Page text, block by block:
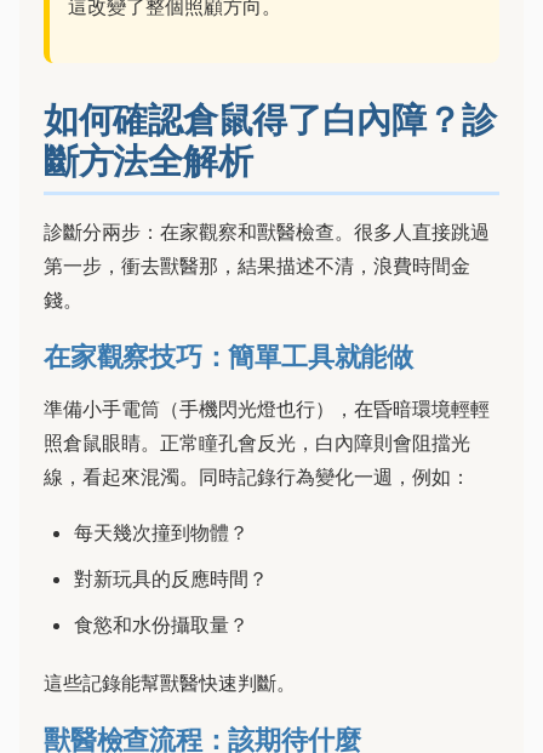
這改變了整個照顧方向。
如何確認倉鼠得了白內障？診
斷方法全解析
診斷分兩步：在家觀察和獸醫檢查。很多人直接跳過
第一步，衝去獸醫那，結果描述不清，浪費時間金
錢。
在家觀察技巧：簡單工具就能做
準備小手電筒（手機閃光燈也行），在昏暗環境輕輕
照倉鼠眼睛。正常瞳孔會反光，白內障則會阻擋光
線，看起來混濁。同時記錄行為變化一週，例如：
每天幾次撞到物體？
對新玩具的反應時間？
食慾和水份攝取量？
這些記錄能幫獸醫快速判斷。
獸醫檢查流程：該期待什麼